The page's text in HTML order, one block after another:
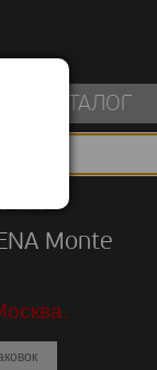
КАТАЛОГ
Monte